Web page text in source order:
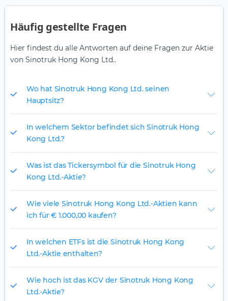
Häufig gestellte Fragen
Hier findest du alle Antworten auf deine Fragen zur Aktie
von Sinotruk Hong Kong Ltd..
Wo hat Sinotruk Hong Kong Ltd. seinen
Hauptsitz?
In welchem Sektor befindet sich Sinotruk Hong
Kong Ltd.?
Was ist das Tickersymbol für die Sinotruk Hong
Kong Ltd.-Aktie?
Wie viele Sinotruk Hong Kong Ltd.-Aktien kann
ich für € 1.000,00 kaufen?
In welchen ETFs ist die Sinotruk Hong Kong
Ltd.-Aktie enthalten?
Wie hoch ist das KGV der Sinotruk Hong Kong
Ltd.-Aktie?